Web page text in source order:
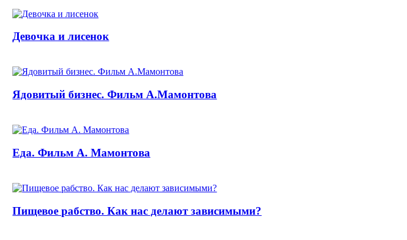
Девочка и лисенок
Ядовитый бизнес. Фильм А.Мамонтова
Еда. Фильм А. Мамонтова
Пищевое рабство. Как нас делают зависимыми?